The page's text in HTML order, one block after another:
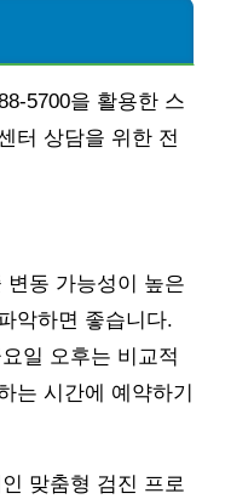
5700을 활용한 스
터 상담을 위한 전
변동 가능성이 높은
악하면 좋습니다.
일 오후는 비교적
는 시간에 예약하기
맞춤형 검진 프로